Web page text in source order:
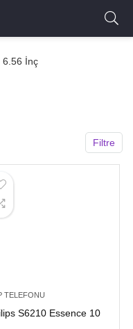
6.56 İnç
Filtre
TELEFONU
S6210 Essence 10